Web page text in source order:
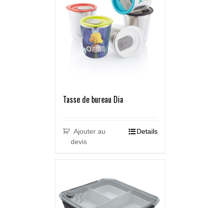
Tasse de bureau Dia
Ajouter au
devis
Details